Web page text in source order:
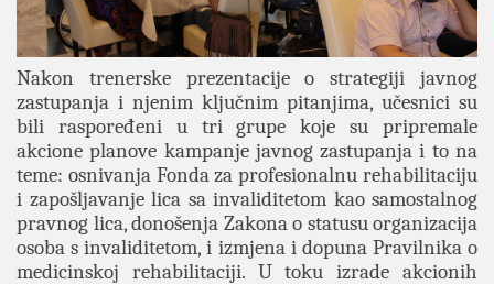
Nakon trenerske prezentacije o strategiji javnog
zastupanja i njenim ključnim pitanjima, učesnici su
bili raspoređeni u tri grupe koje su pripremale
akcione planove kampanje javnog zastupanja i to na
teme: osnivanja Fonda za profesionalnu rehabilitaciju
i zapošljavanje lica sa invaliditetom kao samostalnog
pravnog lica, donošenja Zakona o statusu organizacija
osoba s invaliditetom, i izmjena i dopuna Pravilnika o
medicinskoj rehabilitaciji. U toku izrade akcionih